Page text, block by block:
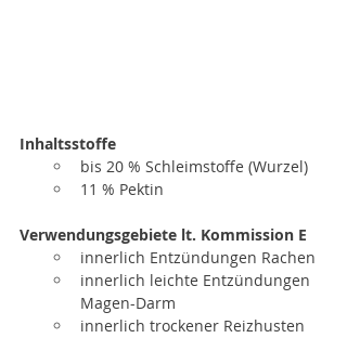
Inhaltsstoffe
bis 20 % Schleimstoffe (Wurzel)
11 % Pektin
Verwendungsgebiete lt. Kommission E
innerlich Entzündungen Rachen
innerlich leichte Entzündungen
Magen-Darm
innerlich trockener Reizhusten